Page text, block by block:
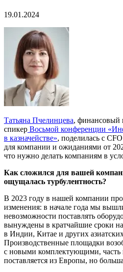
19.01.2024
Татьяна Пчелинцева, финансовый
спикер Восьмой конференции
в казначействе», поделилась с
для компании и ожиданиями от
что нужно делать компаниям в
Как сложился для вашей
ощущалась турбулентность?
В 2023 году в нашей компании
изменения: в начале года мы
невозможности поставлять
вынуждены в кратчайшие сроки
в Индии, Китае и других
Производственные площадки
с новыми комплектующими, часть
поставляется из Европы, но